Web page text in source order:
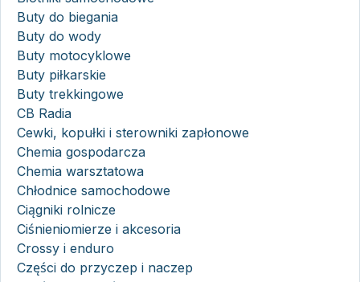
Buty do biegania
Buty do wody
Buty motocyklowe
Buty piłkarskie
Buty trekkingowe
CB Radia
Cewki, kopułki i sterowniki zapłonowe
Chemia gospodarcza
Chemia warsztatowa
Chłodnice samochodowe
Ciągniki rolnicze
Ciśnieniomierze i akcesoria
Crossy i enduro
Części do przyczep i naczep